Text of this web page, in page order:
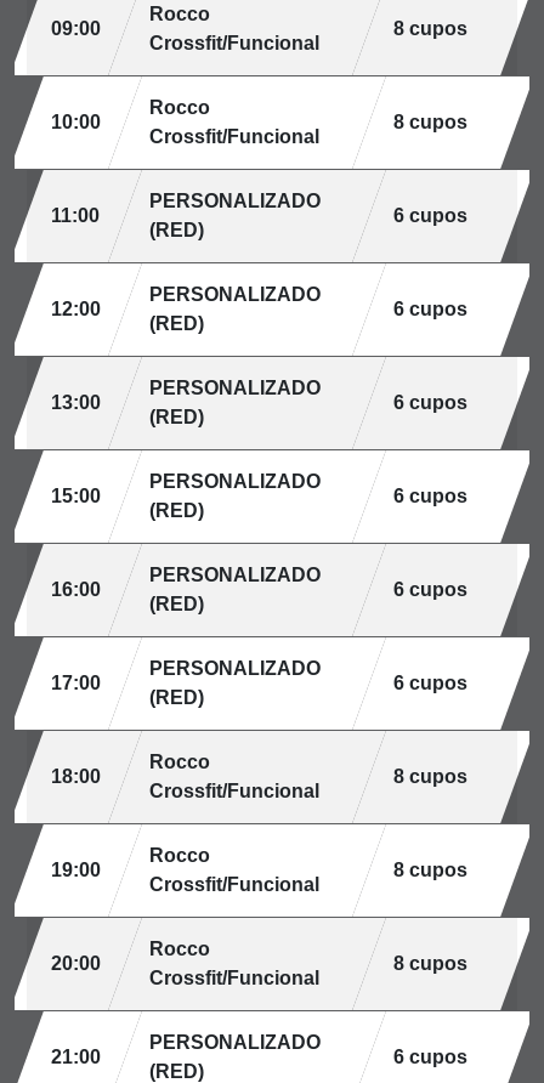
09:00
Rocco
Crossfit/Funcional
8 cupos
10:00
Rocco
Crossfit/Funcional
8 cupos
11:00
PERSONALIZADO
(RED)
6 cupos
12:00
PERSONALIZADO
(RED)
6 cupos
13:00
PERSONALIZADO
(RED)
6 cupos
15:00
PERSONALIZADO
(RED)
6 cupos
16:00
PERSONALIZADO
(RED)
6 cupos
17:00
PERSONALIZADO
(RED)
6 cupos
18:00
Rocco
Crossfit/Funcional
8 cupos
19:00
Rocco
Crossfit/Funcional
8 cupos
20:00
Rocco
Crossfit/Funcional
8 cupos
21:00
PERSONALIZADO
(RED)
6 cupos